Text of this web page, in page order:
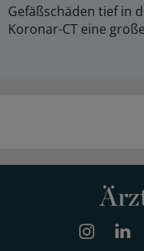
Gefäßschäden tief in
Koronar-CT eine